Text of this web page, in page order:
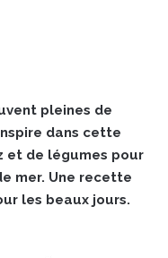
pleines de
dans cette
et de légumes pour
mer. Une recette
les beaux jours.